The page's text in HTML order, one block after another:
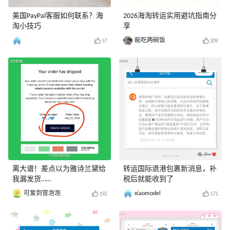
美国PayPal客服如何联系？海
淘小技巧
57
离大谱！差点以为雅诗兰黛给
我漏发货……
可爱到冒泡泡 192
2026海淘转运实用避坑指南分
享
能吃两碗饭 209
转运国际退港包裹新消息，补
税后就能收到了
xiaomodel 171